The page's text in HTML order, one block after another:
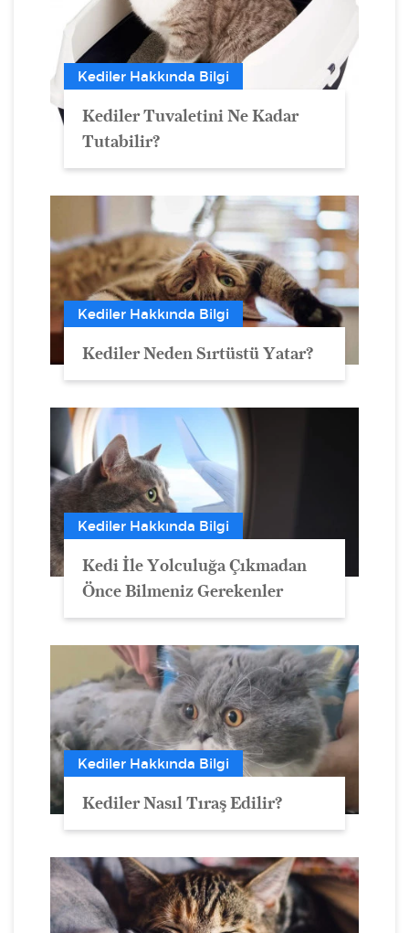
Kediler Hakkında Bilgi
Kediler Tuvaletini Ne Kadar
Tutabilir?
Kediler Hakkında Bilgi
Kediler Neden Sırtüstü Yatar?
Kediler Hakkında Bilgi
Kedi İle Yolculuğa Çıkmadan
Önce Bilmeniz Gerekenler
Kediler Hakkında Bilgi
Kediler Nasıl Tıraş Edilir?